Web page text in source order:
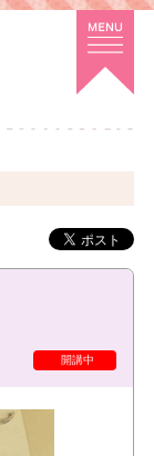
開講中